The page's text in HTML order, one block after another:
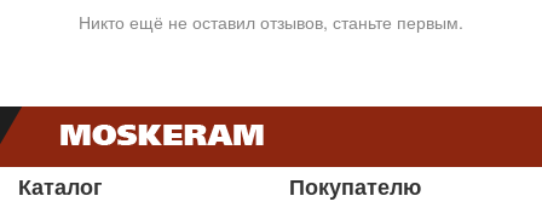
Никто ещё не оставил отзывов, станьте первым.
Каталог Покупателю